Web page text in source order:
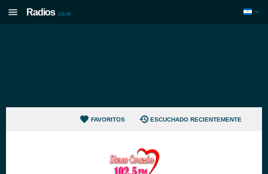
Radios .co.ni
FAVORITOS ESCUCHADO RECIENTEMENTE